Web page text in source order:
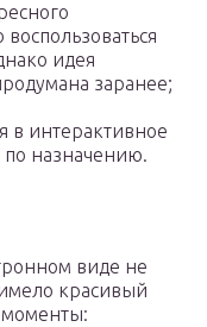
идея
заранее;
в интерактивное
по назначению.
виде не
красивый